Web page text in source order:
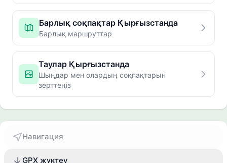
Барлық соқпақтар Қырғызстанда
Барлық маршруттар
Таулар Қырғызстанда
Шыңдар мен олардың соқпақтарын
зерттеңіз
Навигация
GPX жүктеу